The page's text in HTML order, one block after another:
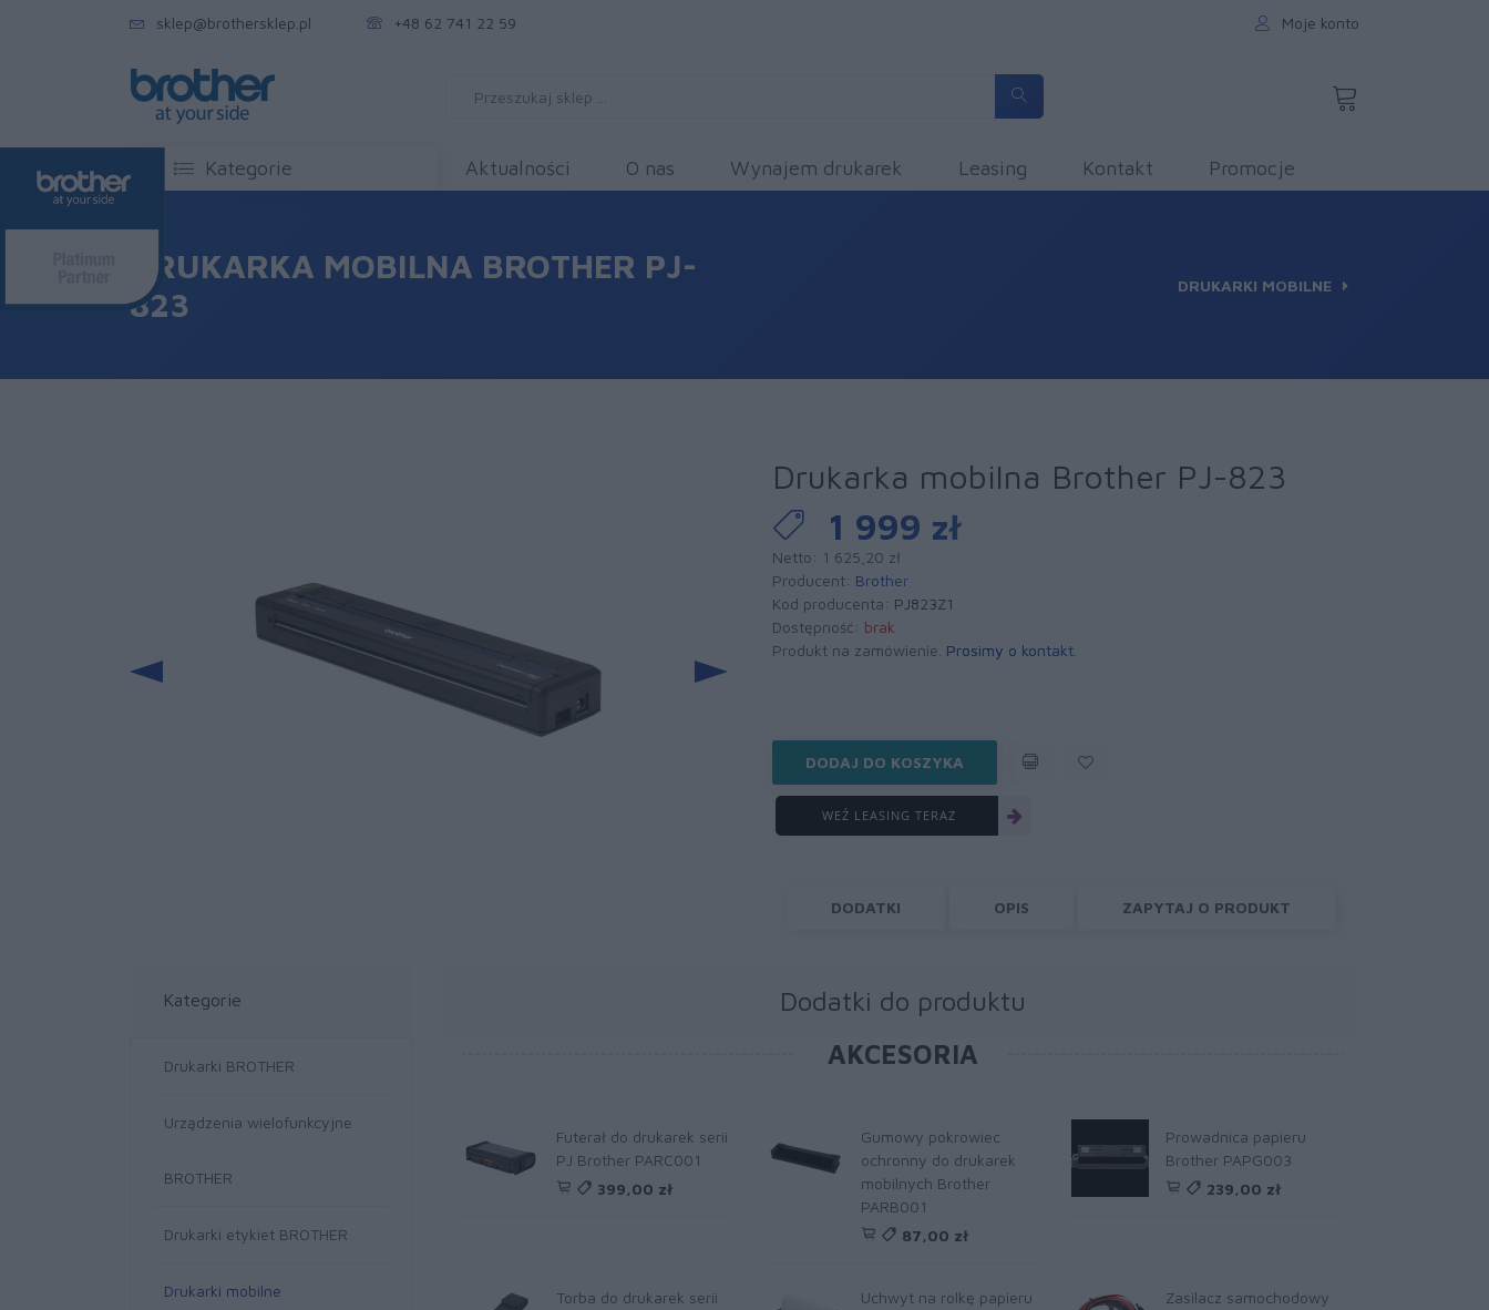
sklep@brothersklep.pl +48 62 741 22 59 Moje konto
Kategorie Aktualności O nas Wynajem drukarek Leasing Kontakt Promocje
DRUKARKA MOBILNA BROTHER PJ-
823
DRUKARKI MOBILNE
Drukarka mobilna Brother PJ-823
1 999 zł
Netto: 1 625,20 zł
Producent: Brother
Kod producenta: PJ823Z1
Dostępność: brak
Produkt na zamówienie. Prosimy o kontakt
DODAJ DO KOSZYKA
WEŹ LEASING TERAZ
DODATKI OPIS ZAPYTAJ O PRODUKT
Kategorie
Drukarki BROTHER
Urządzenia wielofunkcyjne
BROTHER
Drukarki etykiet BROTHER
Drukarki mobilne
Dodatki do produktu
AKCESORIA
Futerał do drukarek serii
PJ Brother PARC001
399,00 zł
Gumowy pokrowiec
ochronny do drukarek
mobilnych Brother
PARB001
87,00 zł
Prowadnica papieru
Brother PAPG003
239,00 zł
Torba do drukarek serii
Uchwyt na rolkę papieru
Zasilacz samochodowy